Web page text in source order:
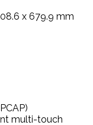
x 679.9 mm
multi-touch